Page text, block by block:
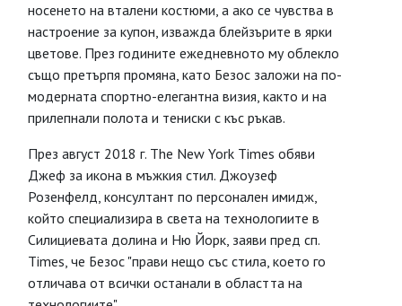
носенето на вталени костюми, а ако се чувства в
настроение за купон, изважда блейзърите в ярки
цветове. През годините ежедневното му облекло
също претърпя промяна, като Безос заложи на по-
модерната спортно-елегантна визия, както и на
прилепнали полота и тениски с къс ръкав.
През август 2018 г. The New York Times обяви
Джеф за икона в мъжкия стил. Джоузеф
Розенфелд, консултант по персонален имидж,
който специализира в света на технологиите в
Силициевата долина и Ню Йорк, заяви пред сп.
Times, че Безос "прави нещо със стила, което го
отличава от всички останали в областта на